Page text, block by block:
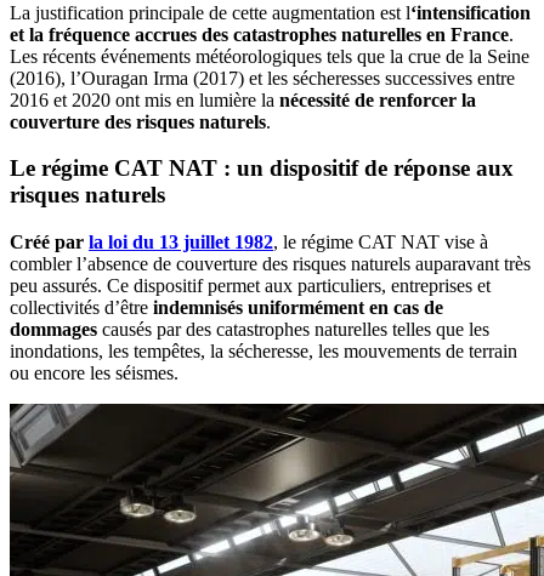
La justification principale de cette augmentation est l‘intensification
et la fréquence accrues des catastrophes naturelles en France.
Les récents événements météorologiques tels que la crue de la Seine
(2016), l’Ouragan Irma (2017) et les sécheresses successives entre
2016 et 2020 ont mis en lumière la nécessité de renforcer la
couverture des risques naturels.
Le régime CAT NAT : un dispositif de réponse aux
risques naturels
Créé par la loi du 13 juillet 1982, le régime CAT NAT vise à
combler l’absence de couverture des risques naturels auparavant très
peu assurés. Ce dispositif permet aux particuliers, entreprises et
collectivités d’être indemnisés uniformément en cas de
dommages causés par des catastrophes naturelles telles que les
inondations, les tempêtes, la sécheresse, les mouvements de terrain
ou encore les séismes.